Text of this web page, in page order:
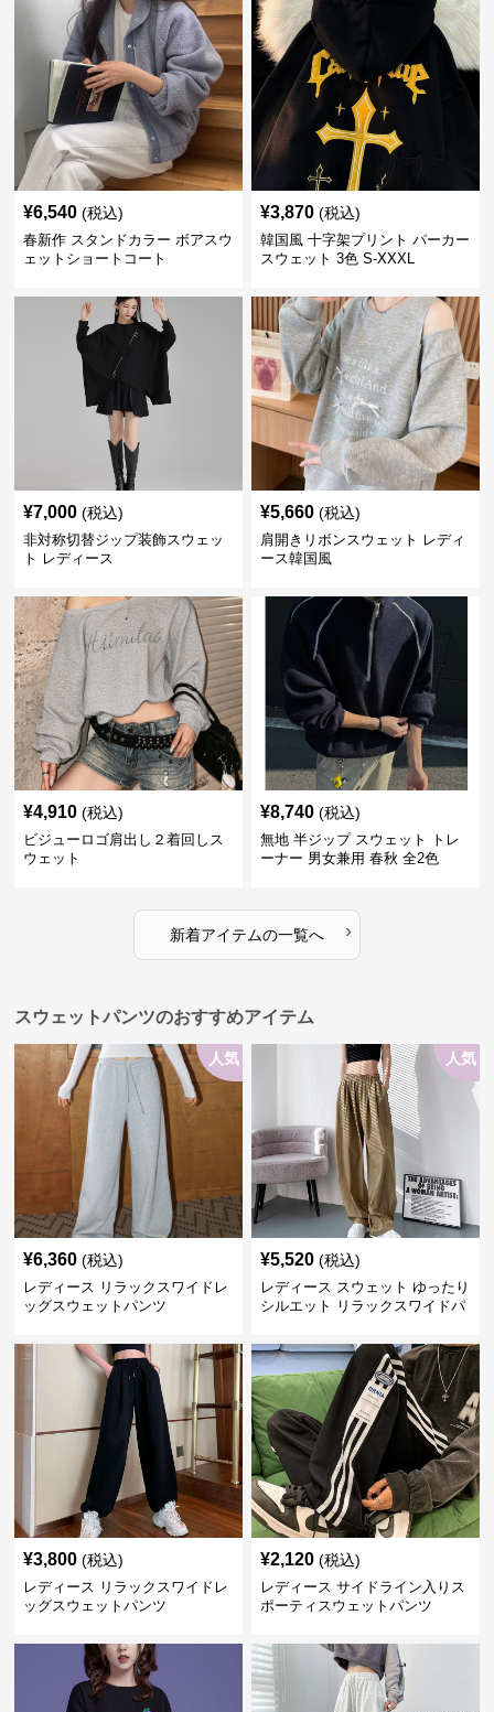
¥6,540 (税込)
春新作 スタンドカラー ボアスウ
ェットショートコート
¥3,870 (税込)
韓国風 十字架プリント パーカー
スウェット 3色 S-XXXL
¥7,000 (税込)
非対称切替ジップ装飾スウェッ
ト レディース
¥5,660 (税込)
肩開きリボンスウェット レディ
ース韓国風
¥4,910 (税込)
ビジューロゴ肩出し２着回しス
ウェット
¥8,740 (税込)
無地 半ジップ スウェット トレ
ーナー 男女兼用 春秋 全2色
新着アイテムの一覧へ ›
スウェットパンツのおすすめアイテム
人気
¥6,360 (税込)
レディース リラックスワイドレ
ッグスウェットパンツ
人気
¥5,520 (税込)
レディース スウェット ゆったり
シルエット リラックスワイドパ
¥3,800 (税込)
レディース リラックスワイドレ
ッグスウェットパンツ
¥2,120 (税込)
レディース サイドライン入りス
ポーティスウェットパンツ